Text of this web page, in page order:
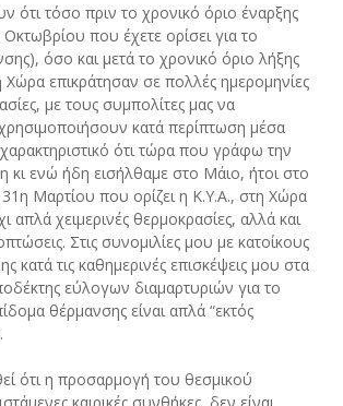
ότι τόσο πριν το χρονικό όριο έναρξης
που έχετε ορίσει για το
όσο και μετά το χρονικό όριο λήξης
επικράτησαν σε πολλές ημερομηνίες
με τους συμπολίτες μας να
κατά περίπτωση μέσα
ότι τώρα που γράφω την
ενώ ήδη εισήλθαμε στο Μάιο, ήτοι στο
Μαρτίου που ορίζει η Κ.Υ.Α., στη Χώρα
απλά χειμερινές θερμοκρασίες, αλλά και
Στις συνομιλίες μου με κατοίκους
κατά τις καθημερινές επισκέψεις μου στα
εύλογων διαμαρτυριών για το
θέρμανσης είναι απλά “εκτός
ότι η προσαρμογή του θεσμικού
καιρικές συνθήκες, δεν είναι